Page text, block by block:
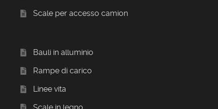
Scale per accesso camion
Bauli in alluminio
Rampe di carico
Linee vita